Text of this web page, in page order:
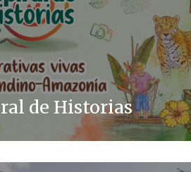
de Historias